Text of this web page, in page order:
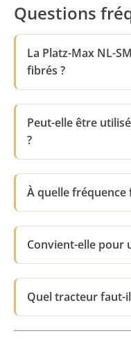
Questions
La Platz-Max NL-
fibrés ?
Peut-elle être
?
À quelle fréquence
Convient-elle pour
Quel tracteur faut-